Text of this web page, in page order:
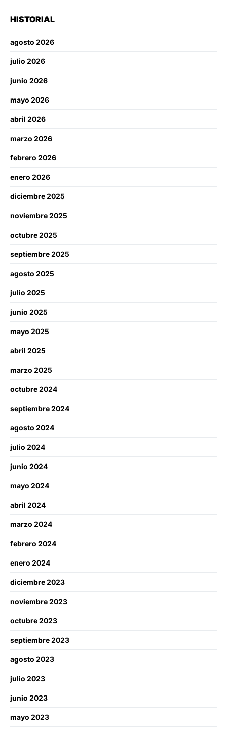
HISTORIAL
agosto 2026
julio 2026
junio 2026
mayo 2026
abril 2026
marzo 2026
febrero 2026
enero 2026
diciembre 2025
noviembre 2025
octubre 2025
septiembre 2025
agosto 2025
julio 2025
junio 2025
mayo 2025
abril 2025
marzo 2025
octubre 2024
septiembre 2024
agosto 2024
julio 2024
junio 2024
mayo 2024
abril 2024
marzo 2024
febrero 2024
enero 2024
diciembre 2023
noviembre 2023
octubre 2023
septiembre 2023
agosto 2023
julio 2023
junio 2023
mayo 2023